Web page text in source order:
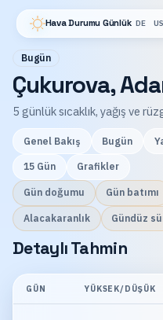
Hava Durumu Günlük DE US
Bugün
Çukurova,
5 günlük sıcaklık, yağış ve
Genel Bakış Bugün
15 Gün Grafikler
Gün doğumu Gün batımı
Alacakaranlık Gündüz
Detaylı Tahmin
GÜN YÜKSEK/DÜŞÜK